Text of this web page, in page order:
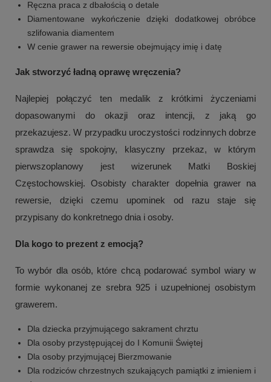
Ręczna praca z dbałością o detale
Diamentowane wykończenie dzięki dodatkowej obróbce
szlifowania diamentem
W cenie grawer na rewersie obejmujący imię i datę
Jak stworzyć ładną oprawę wręczenia?
Najlepiej połączyć ten medalik z krótkimi życzeniami
dopasowanymi do okazji oraz intencji, z jaką go
przekazujesz. W przypadku uroczystości rodzinnych dobrze
sprawdza się spokojny, klasyczny przekaz, w którym
pierwszoplanowy jest wizerunek Matki Boskiej
Częstochowskiej. Osobisty charakter dopełnia grawer na
rewersie, dzięki czemu upominek od razu staje się
przypisany do konkretnego dnia i osoby.
Dla kogo to prezent z emocją?
To wybór dla osób, które chcą podarować symbol wiary w
formie wykonanej ze srebra 925 i uzupełnionej osobistym
grawerem.
Dla dziecka przyjmującego sakrament chrztu
Dla osoby przystępującej do I Komunii Świętej
Dla osoby przyjmującej Bierzmowanie
Dla rodziców chrzestnych szukających pamiątki z imieniem i